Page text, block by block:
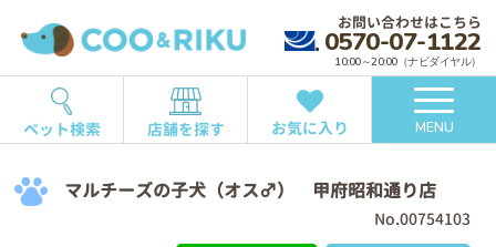
お問い合わせはこちら
0570-07-1122
10:00～20:00（ナビダイヤル）
ペット検索 店舗を探す お気に入り MENU
マルチーズの子犬（オス♂） 甲府昭和通り店
No.00754103